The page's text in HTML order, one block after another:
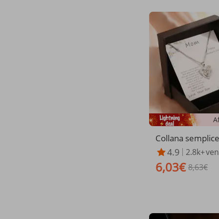
Collana
a, collana per la
mamma, regalo
ollana per la
ola regalo,
4.9 2.8k+
6,03€ 8,63€